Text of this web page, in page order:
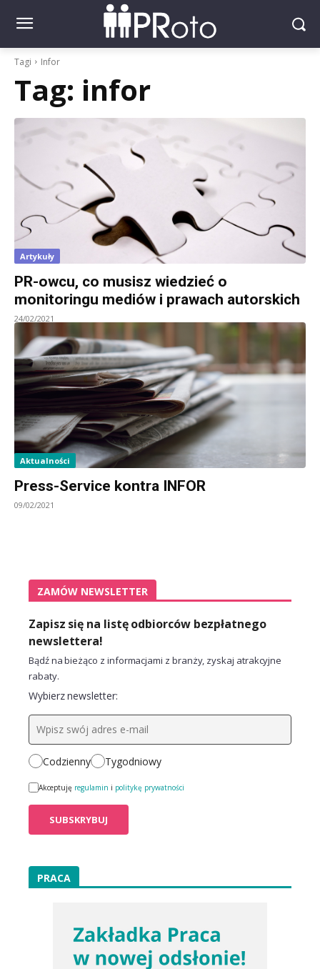
Tagi Infor
Tag: infor
Artykuły
PR-owcu, co musisz wiedzieć o
monitoringu mediów i prawach autorskich
24/02/2021
Aktualności
Press-Service kontra INFOR
09/02/2021
ZAMÓW NEWSLETTER
Zapisz się na listę odbiorców bezpłatnego
newslettera!
Bądź na bieżąco z informacjami z branży, zyskaj atrakcyjne
rabaty.
Wybierz newsletter:
Codzienny Tygodniowy
Akceptuję regulamin i politykę prywatności
PRACA